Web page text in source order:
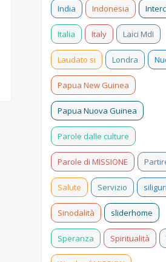
India Indonesia
Italia Italy Laici MdI
Laudato si Londra
Papua New Guinea
Papua Nuova Guinea
Parole dalle culture
Parole di MISSIONE
Salute Servizio siliguri
Sinodalità sliderhome
Speranza Spiritualità